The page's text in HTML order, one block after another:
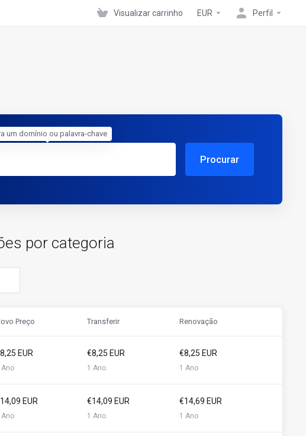
Visualizar carrinho EUR Perfil
Procurar
por categoria
Preço Transferir Renovação
EUR
Ano
€8,25 EUR
1 Ano
€8,25 EUR
1 Ano
EUR
Ano
€14,09 EUR
1 Ano
€14,69 EUR
1 Ano
um domínio ou palavra-chave